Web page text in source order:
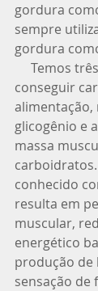
gordura
sempre
gordura
conseguir
alimentação,
glicogênio e
massa
conhecido
resulta em
muscular,
energético
produção de
sensação de